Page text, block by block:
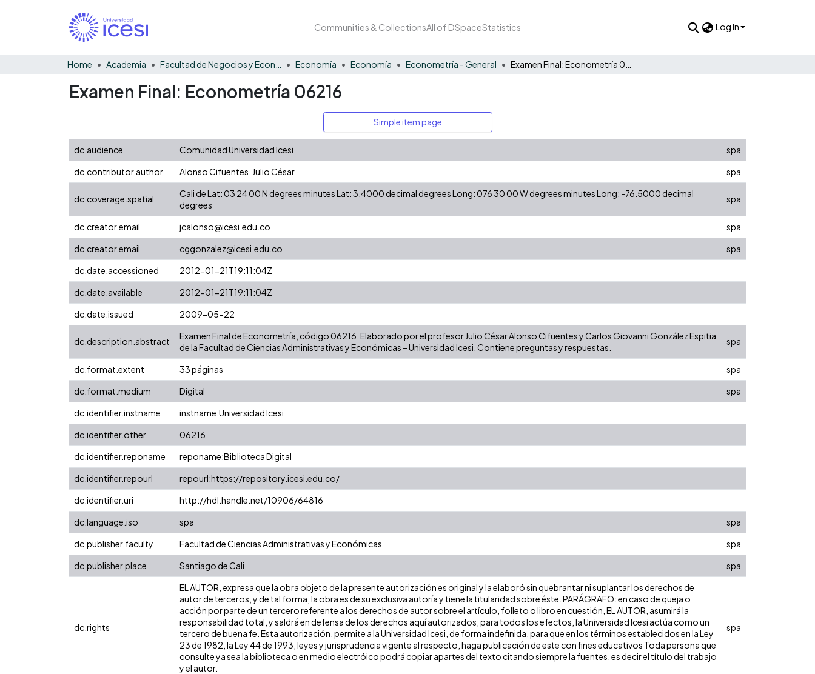
Communities & CollectionsAll of DSpaceStatistics Log In
Home Academia Economía Economía Econometría - General
Examen Final: Econometría 06216
Simple item page
dc.audience Comunidad Universidad Icesi
spa
dc.contributor.author
Alonso Cifuentes, Julio César spa
dc.coverage.spatial
Cali de Lat: 03 24 00 N degrees minutes Lat: 3.4000 decimal degrees Long: 076 30 00 W degrees minutes Long: -76.5000 decimal
degrees
spa
dc.creator.email jcalonso@icesi.edu.co
spa
dc.creator.email
cggonzalez@icesi.edu.co
spa
dc.date.accessioned
2012-01-21T19:11:04Z
dc.date.available
2012-01-21T19:11:04Z
dc.date.issued
2009-05-22
dc.description.abstract
Examen Final de Econometría, código 06216. Elaborado por el profesor Julio César Alonso Cifuentes y Carlos Giovanni González Espitia
de la Facultad de Ciencias Administrativas y Económicas – Universidad Icesi. Contiene preguntas y respuestas.
spa
dc.format.extent 33 páginas
spa
dc.format.medium
Digital
spa
dc.identifier.instname
instname:Universidad Icesi
dc.identifier.other
06216
dc.identifier.reponame
reponame:Biblioteca Digital
dc.identifier.repourl
repourl:https://repository.icesi.edu.co/
dc.identifier.uri
http://hdl.handle.net/10906/64816
dc.language.iso
spa
spa
dc.publisher.faculty
Facultad de Ciencias Administrativas y Económicas
spa
dc.publisher.place
Santiago de Cali spa
dc.rights
EL AUTOR, expresa que la obra objeto de la presente autorización es original y la elaboró sin quebrantar ni suplantar los derechos de
autor de terceros, y de tal forma, la obra es de su exclusiva autoría y tiene la titularidad sobre éste. PARÁGRAFO: en caso de queja o
acción por parte de un tercero referente a los derechos de autor sobre el artículo, folleto o libro en cuestión, EL AUTOR, asumirá la
responsabilidad total, y saldrá en defensa de los derechos aquí autorizados; para todos los efectos, la Universidad Icesi actúa como un
tercero de buena fe. Esta autorización, permite a la Universidad Icesi, de forma indefinida, para que en los términos establecidos en la Ley
23 de 1982, la Ley 44 de 1993, leyes y jurisprudencia vigente al respecto, haga publicación de este con fines educativos Toda persona que
consulte ya sea la biblioteca o en medio electróico podrá copiar apartes del texto citando siempre la fuentes, es decir el título del trabajo
y el autor.
spa